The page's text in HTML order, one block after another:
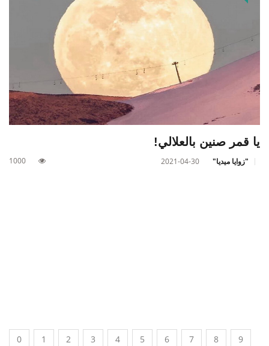
يا قمر صنين بالعلالي!
"زوايا ميديا" 2021-04-30
1000
0 1 2 3 4 5 6 7 8
9